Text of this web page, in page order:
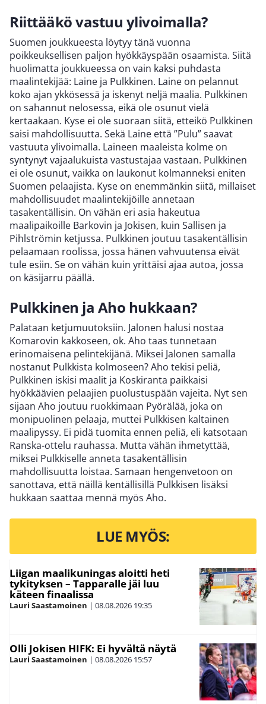
Riittääkö vastuu ylivoimalla?
Suomen joukkueesta löytyy tänä vuonna
poikkeuksellisen paljon hyökkäyspään osaamista. Siitä
huolimatta joukkueessa on vain kaksi puhdasta
maalintekijää: Laine ja Pulkkinen. Laine on pelannut
koko ajan ykkösessä ja iskenyt neljä maalia. Pulkkinen
on sahannut nelosessa, eikä ole osunut vielä
kertaakaan. Kyse ei ole suoraan siitä, etteikö Pulkkinen
saisi mahdollisuutta. Sekä Laine että ”Pulu” saavat
vastuuta ylivoimalla. Laineen maaleista kolme on
syntynyt vajaalukuista vastustajaa vastaan. Pulkkinen
ei ole osunut, vaikka on laukonut kolmanneksi eniten
Suomen pelaajista. Kyse on enemmänkin siitä, millaiset
mahdollisuudet maalintekijöille annetaan
tasakentällisin. On vähän eri asia hakeutua
maalipaikoille Barkovin ja Jokisen, kuin Sallisen ja
Pihlströmin ketjussa. Pulkkinen joutuu tasakentällisin
pelaamaan roolissa, jossa hänen vahvuutensa eivät
tule esiin. Se on vähän kuin yrittäisi ajaa autoa, jossa
on käsijarru päällä.
Pulkkinen ja Aho hukkaan?
Palataan ketjumuutoksiin. Jalonen halusi nostaa
Komarovin kakkoseen, ok. Aho taas tunnetaan
erinomaisena pelintekijänä. Miksei Jalonen samalla
nostanut Pulkkista kolmoseen? Aho tekisi peliä,
Pulkkinen iskisi maalit ja Koskiranta paikkaisi
hyökkäävien pelaajien puolustuspään vajeita. Nyt sen
sijaan Aho joutuu ruokkimaan Pyörälää, joka on
monipuolinen pelaaja, muttei Pulkkisen kaltainen
maalipyssy. Ei pidä tuomita ennen peliä, eli katsotaan
Ranska-ottelu rauhassa. Mutta vähän ihmetyttää,
miksei Pulkkiselle anneta tasakentällisin
mahdollisuutta loistaa. Samaan hengenvetoon on
sanottava, että näillä kentällisillä Pulkkisen lisäksi
hukkaan saattaa mennä myös Aho.
LUE MYÖS:
Liigan maalikuningas aloitti heti
tykityksen – Tapparalle jäi luu
käteen finaalissa
Lauri Saastamoinen | 08.08.2026 19:35
Olli Jokisen HIFK: Ei hyvältä näytä
Lauri Saastamoinen | 08.08.2026 15:57